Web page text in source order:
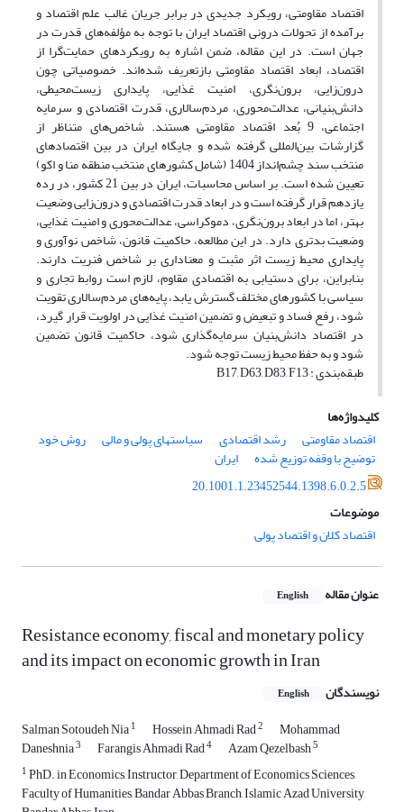
اقتصاد مقاومتی، رویکرد جدیدی در برابر جریان غالب علم اقتصاد و
برآمده از تحولات درونی اقتصاد ایران با توجه به مؤلفه‌های قدرت در
جهان است. در این مقاله، ضمن اشاره به رویکردهای حمایت‌گرا از
اقتصاد، ابعاد اقتصاد مقاومتی بازتعریف شده‌اند. خصوصیاتی چون
درون‌زایی، برون‌نگری، امنیت غذایی، پایداری زیست‌محیطی،
دانش‌بنیانی، عدالت‌محوری، مردم‌سالاری، قدرت اقتصادی و سرمایه
اجتماعی، 9 بُعد اقتصاد مقاومتی هستند. شاخص‌های متناظر از
گزارشات بین‌المللی گرفته شده و جایگاه ایران در بین اقتصادهای
منتخب سند چشم‌انداز 1404 (شامل کشورهای منتخب منطقه منا و اکو)
تعیین شده است. بر اساس محاسبات، ایران در بین 21 کشور، در رده
یازدهم قرار گرفته است و در ابعاد قدرت اقتصادی و درون‌زایی وضعیت
بهتر، اما در ابعاد برون‌نگری، دموکراسی، عدالت‌محوری و امنیت غذایی،
وضعیت بدتری دارد. در این مطالعه، حاکمیت قانون، شاخص نوآوری و
پایداری محیط زیست اثر مثبت و معناداری بر شاخص فنریت دارند.
بنابراین، برای دستیابی به اقتصادی مقاوم، لازم است روابط تجاری و
سیاسی با کشورهای مختلف گسترش یابد، پایه‌های مردم‌سالاری تقویت
شود، رفع فساد و تبعیض و تضمین امنیت غذایی در اولویت قرار گیرد،
در اقتصاد دانش‌بنیان سرمایه‌گذاری شود، حاکمیت قانون تضمین
شود و به حفظ محیط زیست توجه شود.
طبقه‌بندی : B17, D63, D83, F13
کلیدواژه‌ها
اقتصاد مقاومتی
رشد اقتصادی سیاستهای پولی و مالی روش خود
توضیح با وقفه توزیع شده
ایران
20.1001.1.23452544.1398.6.0.2.5
موضوعات
اقتصاد کلان و اقتصاد پولی
عنوان مقاله English
Resistance economy, fiscal and monetary policy
and its impact on economic growth in Iran
نویسندگان English
Salman Sotoudeh Nia1 Hossein Ahmadi Rad2 Mohammad
Daneshnia3 Farangis Ahmadi Rad4 Azam Qezelbash5
1PhD. in Economics, Instructor, Department of Economics Sciences,
Faculty of Humanities, Bandar Abbas Branch, Islamic Azad University,